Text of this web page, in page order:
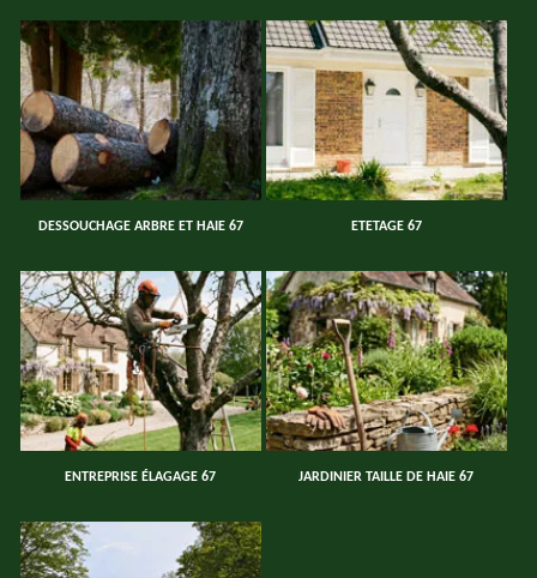
DESSOUCHAGE ARBRE ET HAIE 67 ETETAGE 67
ENTREPRISE ÉLAGAGE 67 JARDINIER TAILLE DE HAIE 67